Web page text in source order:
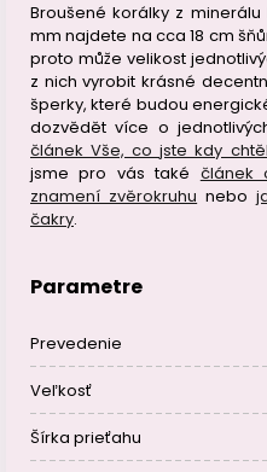
Broušené korálky z
mm najdete na cca 18 cm
proto může velikost
z nich vyrobit krásné
šperky, které budou
dozvědět více o
článek Vše, co jste kdy
jsme pro vás také článek
znamení zvěrokruhu nebo
čakry.
Parametre
Prevedenie
Veľkosť
Šírka prieťahu